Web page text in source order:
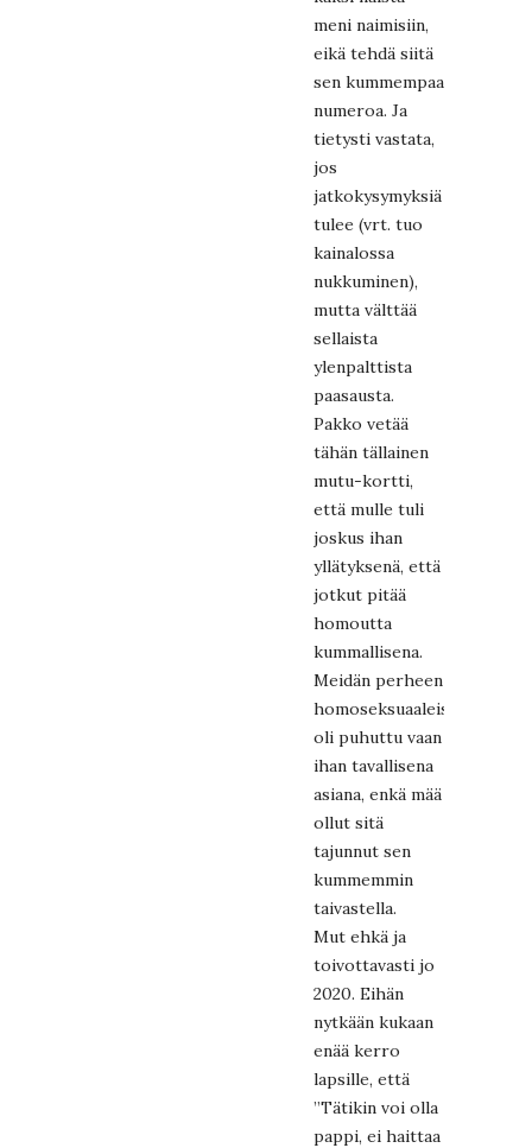
meni naimisiin,
eikä tehdä siitä
sen kummempaa
numeroa. Ja
tietysti vastata,
jos
jatkokysymyksiä
tulee (vrt. tuo
kainalossa
nukkuminen),
mutta välttää
sellaista
ylenpalttista
paasausta.
Pakko vetää
tähän tällainen
mutu-kortti,
että mulle tuli
joskus ihan
yllätyksenä, että
jotkut pitää
homoutta
kummallisena.
Meidän perheen
homoseksuaaleista
oli puhuttu vaan
ihan tavallisena
asiana, enkä mää
ollut sitä
tajunnut sen
kummemmin
taivastella.
Mut ehkä ja
toivottavasti jo
2020. Eihän
nytkään kukaan
enää kerro
lapsille, että
”Tätikin voi olla
pappi, ei haittaa